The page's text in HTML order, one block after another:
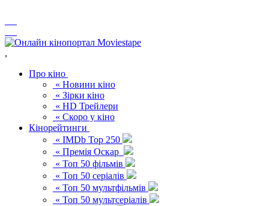
,
Про кіно
« Новини кіно
« Зірки кіно
« HD Трейлери
« Скоро у кіно
Кінорейтинги
« IMDb Top 250
« Премія Оскар
« Топ 50 фільмів
« Топ 50 серіалів
« Топ 50 мультфільмів
« Топ 50 мультсеріалів